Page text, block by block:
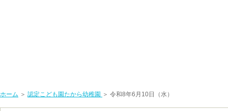
ホーム ＞ 認定こども園たから幼稚園 ＞ 令和8年6月10日（水）